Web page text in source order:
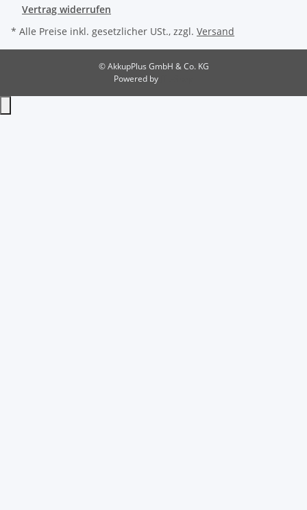
Vertrag widerrufen
* Alle Preise inkl. gesetzlicher USt., zzgl. Versand
© AkkupPlus GmbH & Co. KG
Powered by